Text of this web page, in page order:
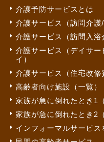
介護予防サービスとは
介護サービス（訪問介護/
介護サービス（訪問入浴
介護サービス（デイサ
イ）
介護サービス（住宅改修
高齢者向け施設（一覧）
家族が急に倒れたとき1
家族が急に倒れたとき2
インフォーマルサービス